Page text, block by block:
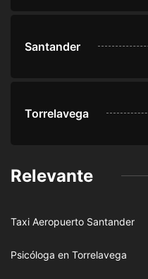
Santander
Torrelavega
Relevante
Taxi Aeropuerto Santander
Psicóloga en Torrelavega